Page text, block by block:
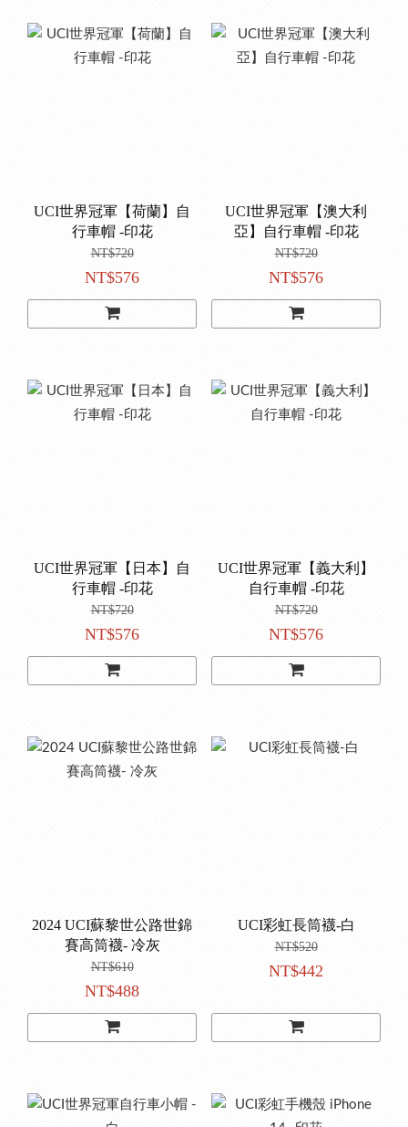
UCI世界冠軍【荷蘭】自
行車帽 -印花
NT$720
NT$576
UCI世界冠軍【澳大利
亞】自行車帽 -印花
NT$720
NT$576
UCI世界冠軍【日本】自
行車帽 -印花
NT$720
NT$576
UCI世界冠軍【義大利】
自行車帽 -印花
NT$720
NT$576
2024 UCI蘇黎世公路世錦
賽高筒襪- 冷灰
NT$610
NT$488
UCI彩虹長筒襪-白
NT$520
NT$442